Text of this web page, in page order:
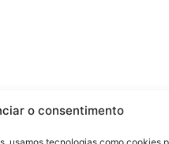
o consentimento